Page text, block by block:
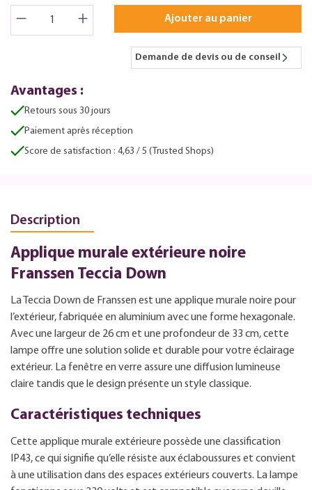
Ajouter au panier
Demande de devis ou de conseil
Avantages :
Retours sous 30 jours
Paiement après réception
Score de satisfaction : 4,63 / 5 (Trusted Shops)
Description
Applique murale extérieure noire
Franssen Teccia Down
La Teccia Down de Franssen est une applique murale noire pour
l’extérieur, fabriquée en aluminium avec une forme hexagonale.
Avec une largeur de 26 cm et une profondeur de 33 cm, cette
lampe offre une solution solide et durable pour votre éclairage
extérieur. La fenêtre en verre assure une diffusion lumineuse
claire tandis que le design présente un style classique.
Caractéristiques techniques
Cette applique murale extérieure possède une classification
IP43, ce qui signifie qu’elle résiste aux éclaboussures et convient
à une utilisation dans des espaces extérieurs couverts. La lampe